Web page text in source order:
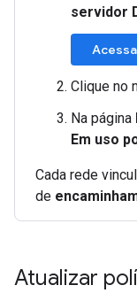
servidor
Clique no
Na página
Em uso
Cada rede
de
Atualizar